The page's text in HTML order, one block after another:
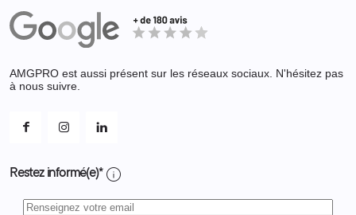
Equipements
Bagagerie
Adresses
Bons de réduction
Et les cookies ?
AMGPRO est aussi présent sur les réseaux sociaux. N'hésitez pas
à nous suivre.
Restez informé(e)* info